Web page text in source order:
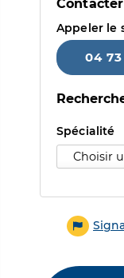
Appeler le
04 73
Spécialité